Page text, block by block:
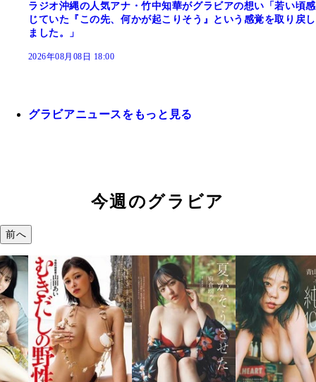
ラジオ沖縄の人気アナ・竹中知華がグラビアの想い「若い頃感
じていた『この先、何かが起こりそう』という感覚を取り戻し
ました。」
2026年08月08日 18:00
グラビアニュースをもっと見る
今週のグラビア
前へ
溝端 葵『もう
つの、あおい
で。』